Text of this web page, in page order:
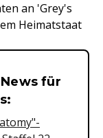
an 'Grey's
Heimatstaat
für